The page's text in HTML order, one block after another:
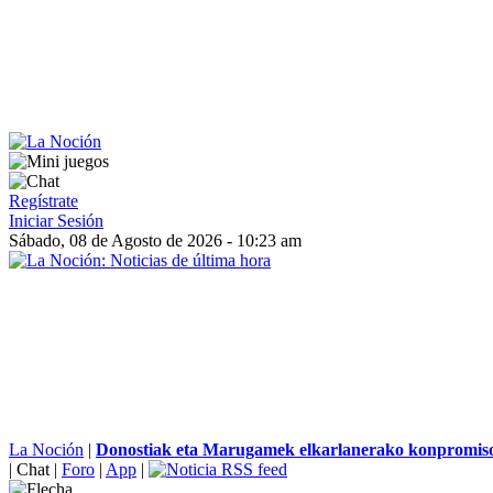
Regístrate
Iniciar Sesión
Sábado, 08 de Agosto de 2026 - 10:23 am
La Noción | Donostiak eta Marugamek elkarlanerako
| Chat | Foro | App |